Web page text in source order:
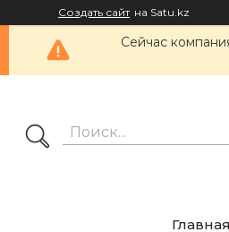
Создать сайт на Satu.kz
Сейчас
Главная